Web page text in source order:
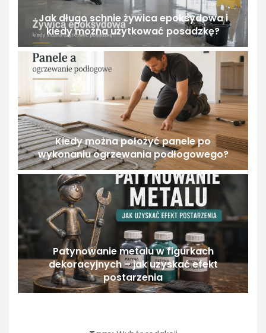
Jak długo schnie żywica epoksydowa i
kiedy można użytkować posadzkę?
Kiedy można położyć panele po
wykonaniu ogrzewania podłogowego?
Patynowanie metalu w figurkach
dekoracyjnych – jak uzyskać efekt
postarzenia